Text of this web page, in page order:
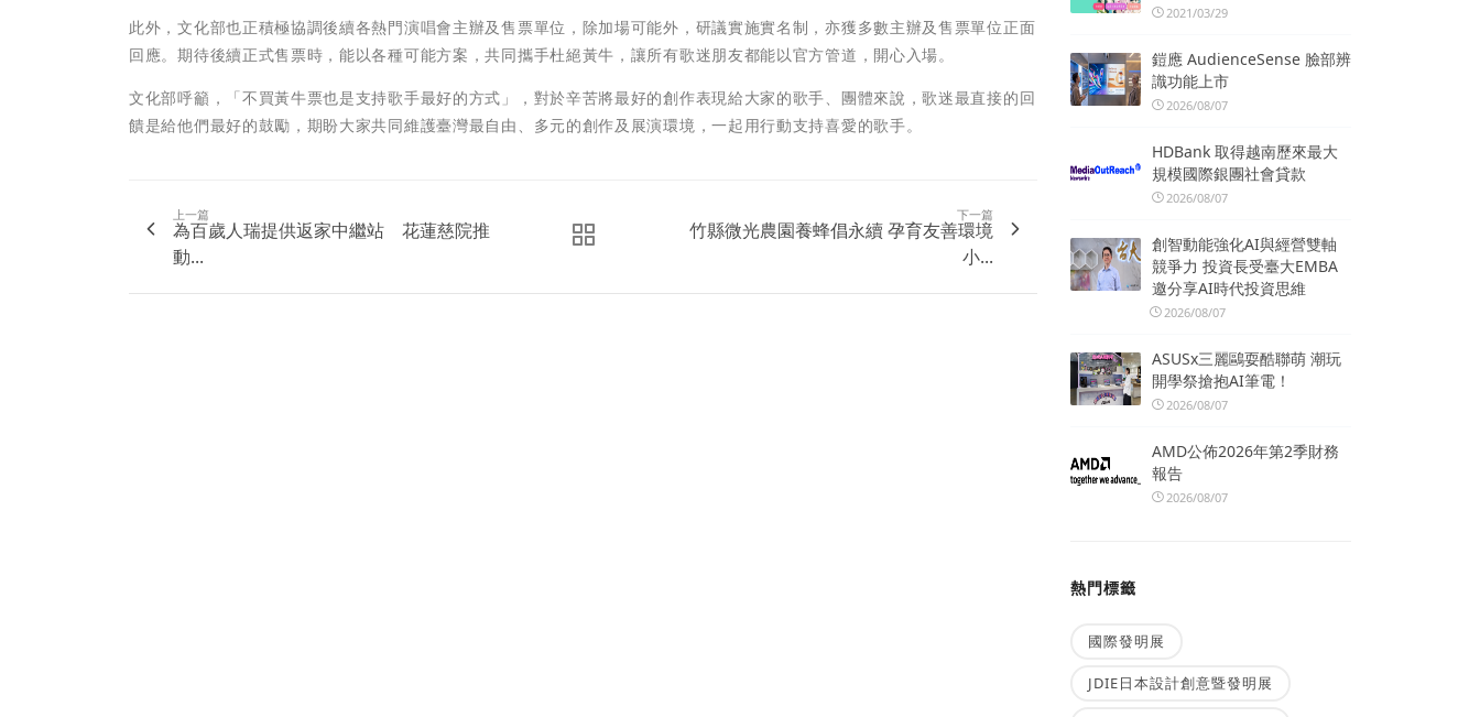
此外，文化部也正積極協調後續各熱門演唱會主辦及售票單位，除加場可能外，研議實施實名制，亦獲多數主辦及售票單位正面
回應。期待後續正式售票時，能以各種可能方案，共同攜手杜絕黃牛，讓所有歌迷朋友都能以官方管道，開心入場。
文化部呼籲，「不買黃牛票也是支持歌手最好的方式」，對於辛苦將最好的創作表現給大家的歌手、團體來說，歌迷最直接的回
饋是給他們最好的鼓勵，期盼大家共同維護臺灣最自由、多元的創作及展演環境，一起用行動支持喜愛的歌手。
上一篇
為百歲人瑞提供返家中繼站 花蓮慈院推
動...
下一篇
竹縣微光農園養蜂倡永續 孕育友善環境
小...
2021/03/29
鎧應 AudienceSense 臉部辨
識功能上市
2026/08/07
HDBank 取得越南歷來最大
規模國際銀團社會貸款
2026/08/07
創智動能強化AI與經營雙軸
競爭力 投資長受臺大EMBA
邀分享AI時代投資思維
2026/08/07
ASUSx三麗鷗耍酷聯萌 潮玩
開學祭搶抱AI筆電！
2026/08/07
AMD公佈2026年第2季財務
報告
2026/08/07
熱門標籤
國際發明展
JDIE日本設計創意暨發明展